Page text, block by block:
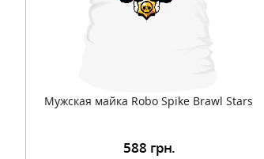
Мужская майка Robo Spike Brawl Stars
588 грн.
Подробнее